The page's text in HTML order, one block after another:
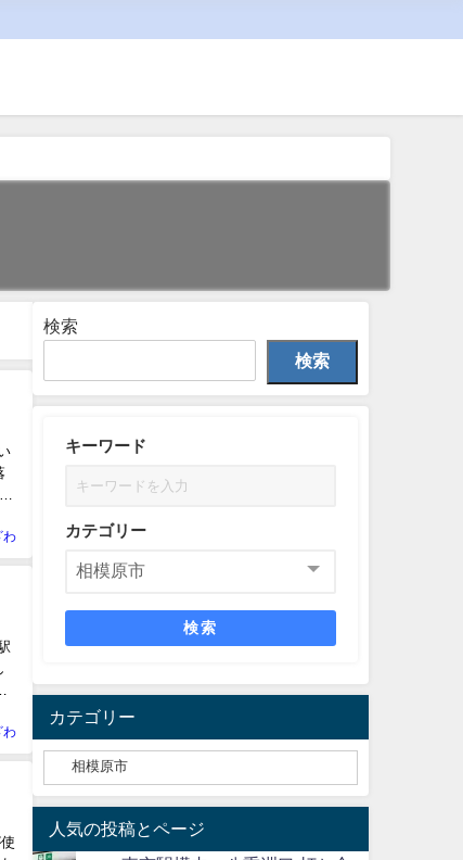
わ
わ
検索
検索
キーワード
カテゴリー
検索
カテゴリー
人気の投稿とページ